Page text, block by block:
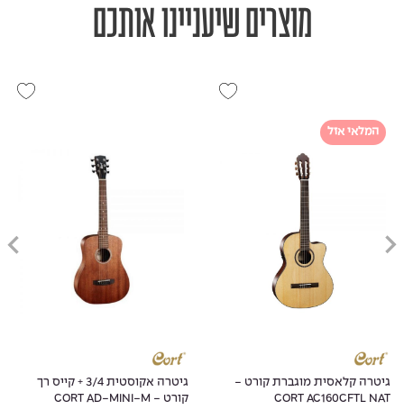
מוצרים שיעניינו אותכם
המלאי אזל
גיטרה קלאסית מוגברת קורט -
CORT AC160CFTL NAT
גיטרה אקוסטית 3/4 + קייס רך
קורט - CORT AD-MINI-M